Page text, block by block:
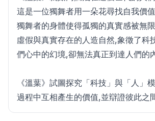
這是一位獨舞者用一朵花尋找自我價
獨舞者的身體使得孤獨的真實感被無
虛假與真實存在的人造自然,象徵了科
們心中的幻境,卻無法真正到達人們的
《溫葉》試圖探究「科技」與「人」
過程中互相產生的價值,並辯證彼此之